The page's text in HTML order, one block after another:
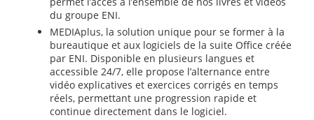
du groupe ENI.
MEDIAplus, la solution unique pour se former à la
bureautique et aux logiciels de la suite Office créée
par ENI. Disponible en plusieurs langues et
accessible 24/7, elle propose l’alternance entre
vidéo explicatives et exercices corrigés en temps
réels, permettant une progression rapide et
continue directement dans le logiciel.